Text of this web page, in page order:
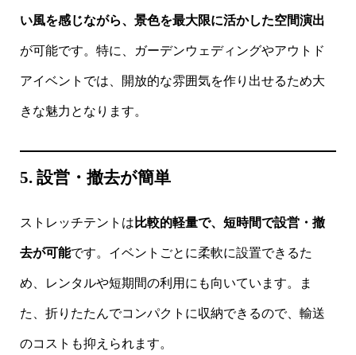
い風を感じながら、景色を最大限に活かした空間演出
が可能です。特に、ガーデンウェディングやアウトド
アイベントでは、開放的な雰囲気を作り出せるため大
きな魅力となります。
5. 設営・撤去が簡単
ストレッチテントは 比較的軽量で、短時間で設営・撤
去が可能です。イベントごとに柔軟に設置できるた
め、レンタルや短期間の利用にも向いています。ま
た、折りたたんでコンパクトに収納できるので、輸送
のコストも抑えられます。